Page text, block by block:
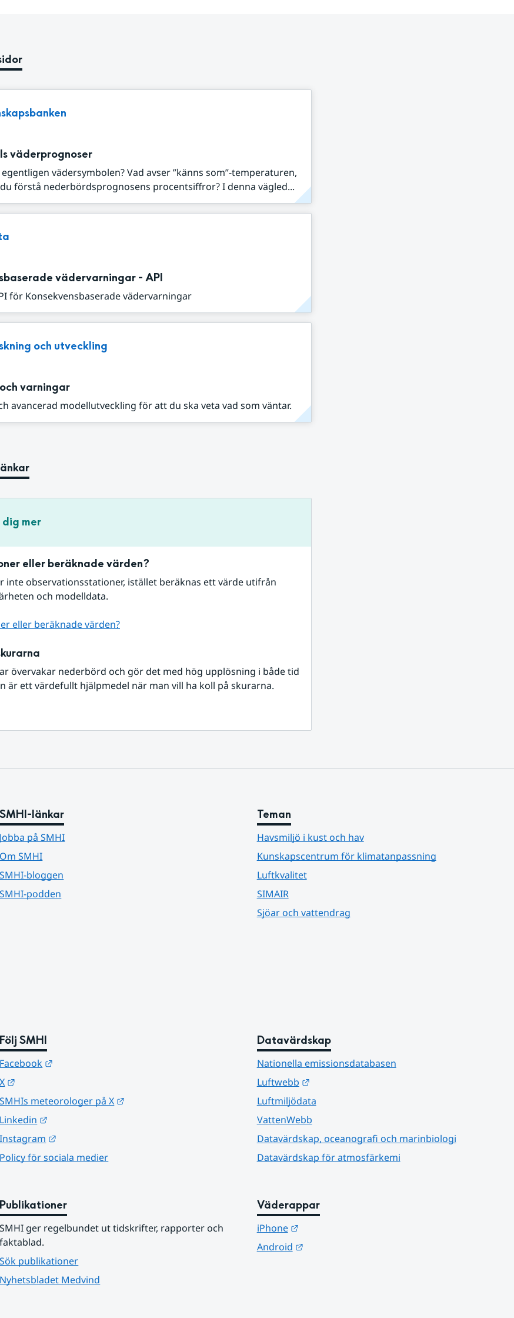
väderprognoser
vädersymbolen? Vad avser ”känns som”-temperaturen,
förstå nederbördsprognosens procentsiffror? I denna vägled...
vädervarningar - API
för Konsekvensbaserade vädervarningar
och utveckling
varningar
avancerad modellutveckling för att du ska veta vad som väntar.
dig mer
eller beräknade värden?
inte observationsstationer, istället beräknas ett värde utifrån
och modelldata.
eller beräknade värden?
övervakar nederbörd och gör det med hög upplösning i både tid
är ett värdefullt hjälpmedel när man vill ha koll på skurarna.
SMHI-länkar
Jobba på SMHI
Om SMHI
SMHI-bloggen
SMHI-podden
Teman
Havsmiljö i kust och hav
Kunskapscentrum för klimatanpassning
Luftkvalitet
SIMAIR
Sjöar och vattendrag
Följ SMHI
Facebook
X
SMHIs meteorologer på X
Linkedin
Instagram
Policy för sociala medier
Datavärdskap
Nationella emissionsdatabasen
Luftwebb
Länk till annan webbplats.
Luftmiljödata
VattenWebb
Datavärdskap, oceanografi och marinbiologi
Datavärdskap för atmosfärkemi
Publikationer
SMHI ger regelbundet ut tidskrifter, rapporter och
faktablad.
Sök publikationer
Nyhetsbladet Medvind
Väderappar
iPhone
Länk till annan webbplats.
Android
Länk till annan webbplats.